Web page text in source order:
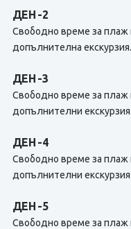
ДЕН -2
Свободно време за плаж
допълнителна екскурзия.
ДЕН -3
Свободно време за плаж
допълнителни екскурзия.
ДЕН -4
Свободно време за плаж
допълнителни екскурзия.
ДЕН -5
Свободно време за плаж